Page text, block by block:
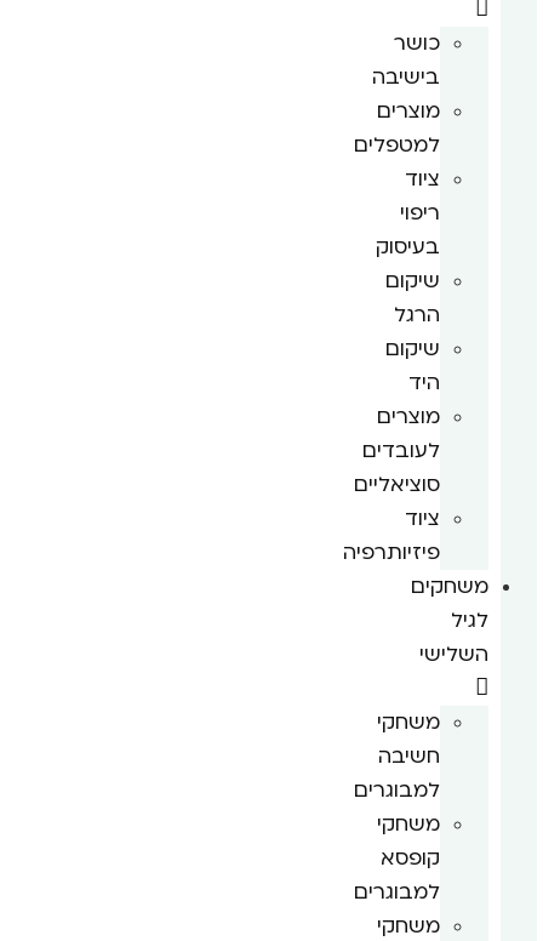
כושר
בישיבה
מוצרים
למטפלים
ציוד
ריפוי
בעיסוק
שיקום
הרגל
שיקום
היד
מוצרים
לעובדים
סוציאליים
ציוד
פיזיותרפיה
משחקים
לגיל
השלישי
משחקי
חשיבה
למבוגרים
משחקי
קופסא
למבוגרים
משחקי